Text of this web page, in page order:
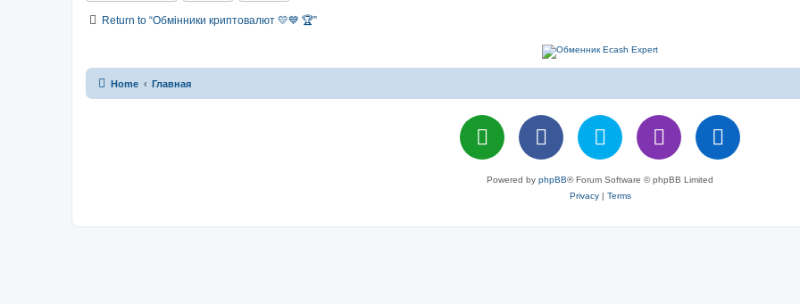
Return to “Обмінники криптовалют 💛💙 🏆”
Home Главная
Powered by phpBB® Forum Software © phpBB Limited
Privacy| Terms